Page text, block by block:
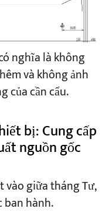
nghĩa là không
và không ảnh
của cần cẩu.
bị: Cung cấp
nguồn gốc
vào giữa tháng Tư,
ban hành.